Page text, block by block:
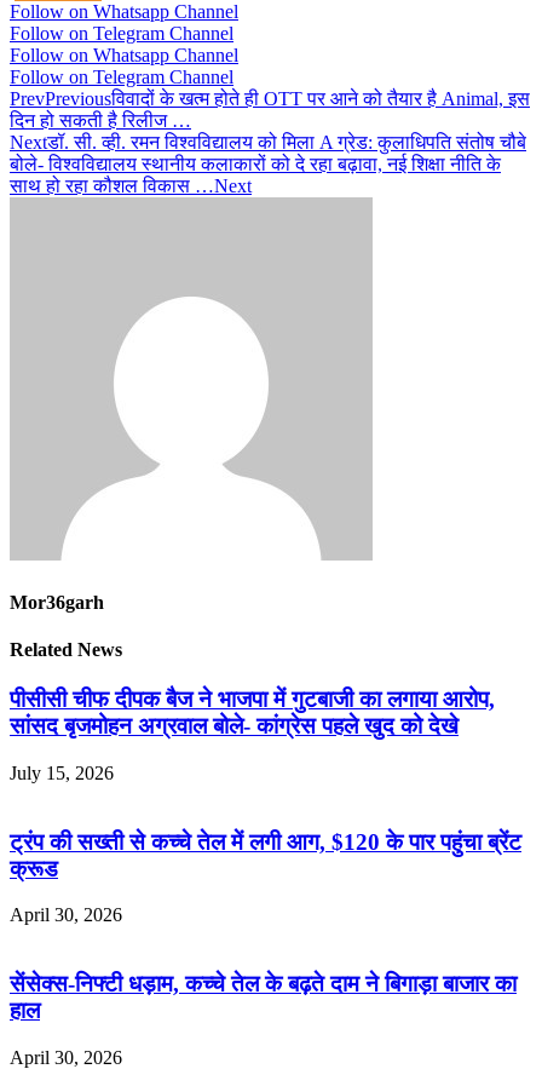
Follow on Whatsapp Channel
Follow on Telegram Channel
Follow on Whatsapp Channel
Follow on Telegram Channel
PrevPreviousविवादों के खत्म होते ही OTT पर आने को तैयार है Animal, इस
दिन हो सकती है रिलीज …
Nextडॉ. सी. व्ही. रमन विश्वविद्यालय को मिला A ग्रेड: कुलाधिपति संतोष चौबे
बोले- विश्वविद्यालय स्थानीय कलाकारों को दे रहा बढ़ावा, नई शिक्षा नीति के
साथ हो रहा कौशल विकास …Next
Mor36garh
Related News
पीसीसी चीफ दीपक बैज ने भाजपा में गुटबाजी का लगाया आरोप,
सांसद बृजमोहन अग्रवाल बोले- कांग्रेस पहले खुद को देखे
July 15, 2026
ट्रंप की सख्ती से कच्चे तेल में लगी आग, $120 के पार पहुंचा ब्रेंट
क्रूड
April 30, 2026
सेंसेक्स-निफ्टी धड़ाम, कच्चे तेल के बढ़ते दाम ने बिगाड़ा बाजार का
हाल
April 30, 2026